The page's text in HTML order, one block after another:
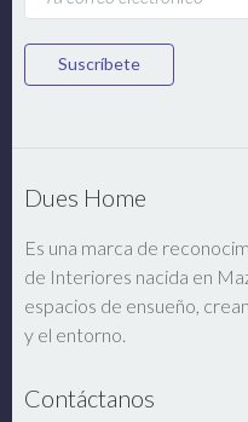
Suscríbete
Dues Home
Es una marca de
de Interiores nacida en
espacios de ensueño,
y el entorno.
Contáctanos